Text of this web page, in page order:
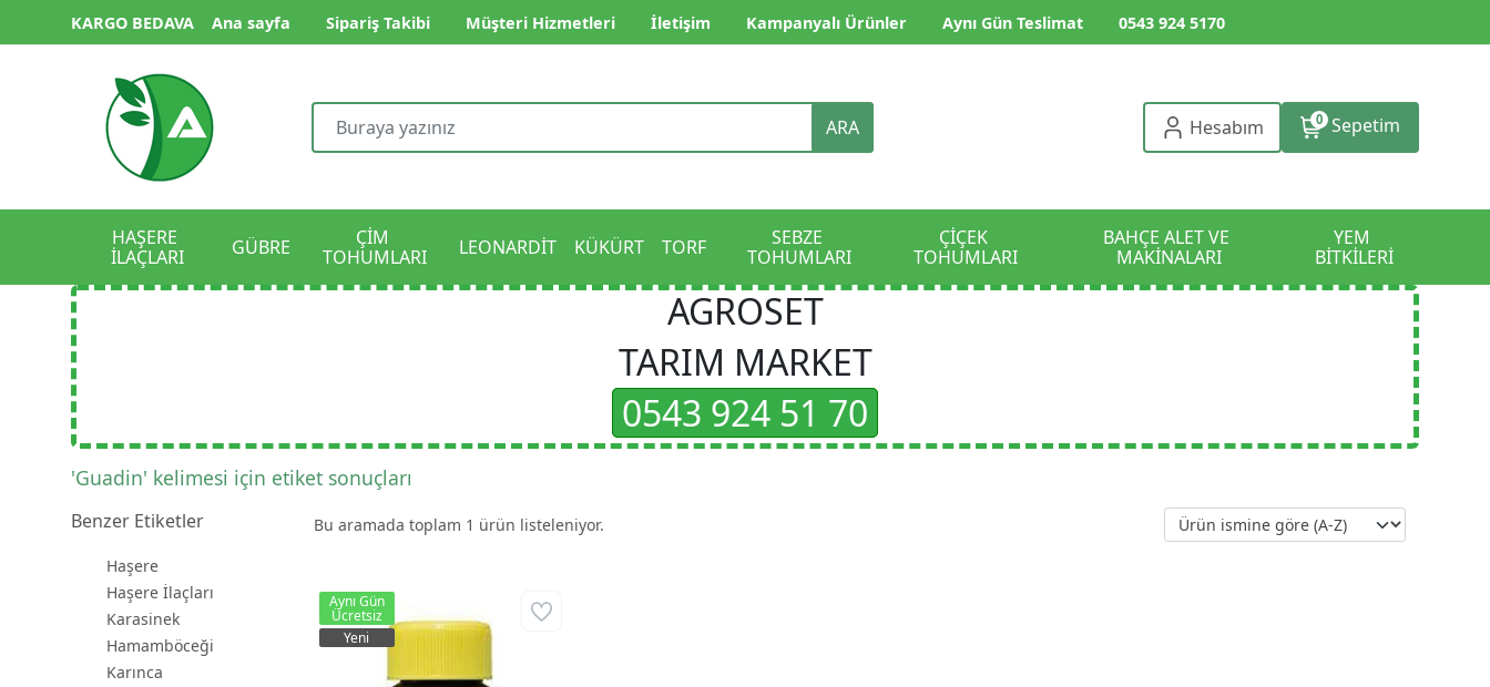
KARGO BEDAVA Ana sayfa Sipariş Takibi Müşteri Hizmetleri İletişim Kampanyalı Ürünler Aynı Gün Teslimat 0543 924 5170
ARA Hesabım 0 Sepetim
HAŞERE
İLAÇLARI
GÜBRE
ÇİM
TOHUMLARI
LEONARDİT KÜKÜRT TORF
SEBZE
TOHUMLARI
ÇİÇEK
TOHUMLARI
BAHÇE ALET VE
MAKİNALARI
YEM
BİTKİLERİ
AGROSET
TARIM MARKET
0543 924 51 70
'Guadin' kelimesi için etiket sonuçları
Benzer Etiketler
Haşere
Haşere İlaçları
Karasinek
Hamamböceği
Karınca
Bu aramada toplam 1 ürün listeleniyor.
Aynı Gün
Ücretsiz
Yeni